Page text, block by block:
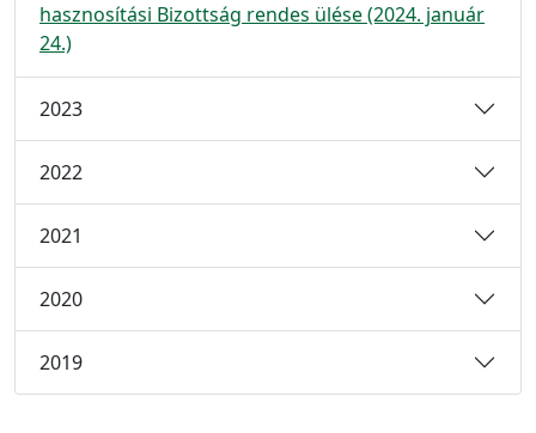
hasznosítási Bizottság rendes ülése (2024. január
24.)
2023
2022
2021
2020
2019